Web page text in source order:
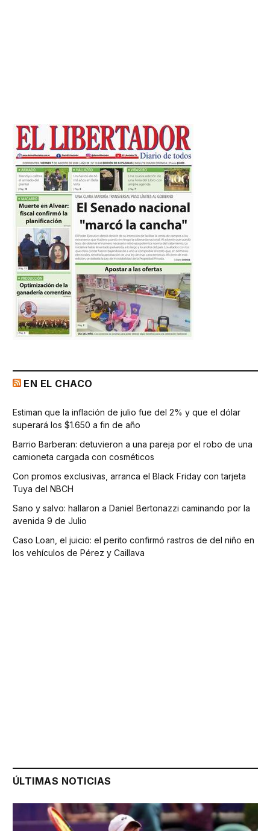
EN EL CHACO
Estiman que la inflación de julio fue del 2% y que el dólar
superará los $1.650 a fin de año
Barrio Barberan: detuvieron a una pareja por el robo de una
camioneta cargada con cosméticos
Con promos exclusivas, arranca el Black Friday con tarjeta
Tuya del NBCH
Sano y salvo: hallaron a Daniel Bertonazzi caminando por la
avenida 9 de Julio
Caso Loan, el juicio: el perito confirmó rastros de del niño en
los vehículos de Pérez y Caillava
ÚLTIMAS NOTICIAS